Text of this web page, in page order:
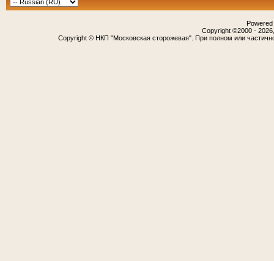
Copyright ©2000 -
Copyright © НКП "Московская сторожевая". При полном или